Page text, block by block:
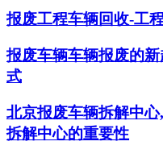
报废工程车辆回收-工
报废车辆车辆报废的
式
北京报废车辆拆解中
拆解中心的重要性